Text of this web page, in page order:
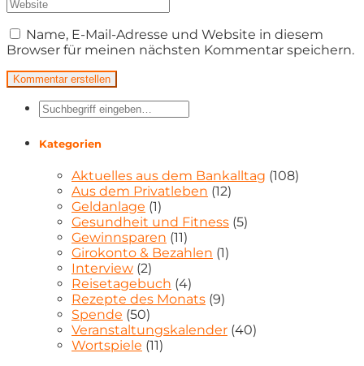
Name, E-Mail-Adresse und Website in diesem
Browser für meinen nächsten Kommentar speichern.
Kategorien
Aktuelles aus dem Bankalltag (108)
Aus dem Privatleben (12)
Geldanlage (1)
Gesundheit und Fitness (5)
Gewinnsparen (11)
Girokonto & Bezahlen (1)
Interview (2)
Reisetagebuch (4)
Rezepte des Monats (9)
Spende (50)
Veranstaltungskalender (40)
Wortspiele (11)